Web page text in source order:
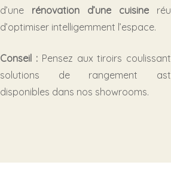
d’une rénovation d’une cuisine
d’optimiser intelligemment l’espace.
Conseil :Pensez aux tiroirs
solutions de rangement
disponibles dans nos showrooms.